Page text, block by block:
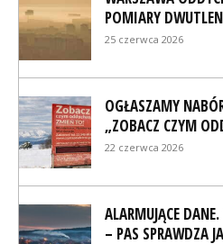
POMIARY
25 czerwca 2026
OGŁASZAMY
„ZOBACZ CZYM
22 czerwca 2026
ALARMUJĄCE
– PAS SPRAWDZA